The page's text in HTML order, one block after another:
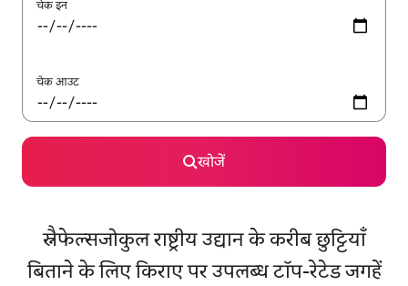
चेक इन
चेक आउट
खोजें
स्नैफेल्सजोकुल राष्ट्रीय उद्यान के करीब छुट्टियाँ
बिताने के लिए किराए पर उपलब्ध टॉप-रेटेड जगहें